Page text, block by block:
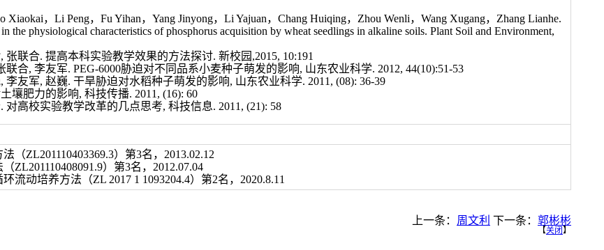
Xiaokai，Li Peng，Fu Yihan，Yang Jinyong，Li Yajuan，Chang Huiqing，Zhou Wenli，Wang Xugang，Zhang Lianhe.
the physiological characteristics of phosphorus acquisition by wheat seedlings in alkaline soils. Plant Soil and Environment,
张联合. 提高本科实验教学效果的方法探讨. 新校园,2015, 10:191
联合, 李友军. PEG-6000胁迫对不同品系小麦种子萌发的影响, 山东农业科学. 2012, 44(10):51-53
李友军, 赵巍. 干旱胁迫对水稻种子萌发的影响, 山东农业科学. 2011, (08): 36-39
壤肥力的影响, 科技传播. 2011, (16): 60
对高校实验教学改革的几点思考, 科技信息. 2011, (21): 58
法（ZL201110403369.3）第3名， 2013.02.12
（ZL201110408091.9）第3名， 2012.07.04
流动培养方法（ZL 2017 1 1093204.4）第2名， 2020.8.11
上一条： 周文利 下一条： 郭彬彬
【关闭】